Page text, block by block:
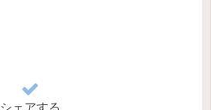
シェアする